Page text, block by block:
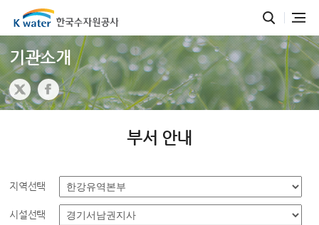
기관소개
부서 안내
지역선택
시설선택